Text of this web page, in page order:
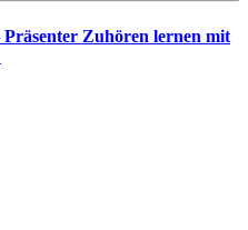
Zuhören lernen mit